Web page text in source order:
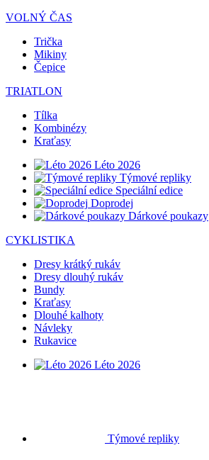
VOLNÝ ČAS
Trička
Mikiny
Čepice
TRIATLON
Tílka
Kombinézy
Kraťasy
Léto 2026
Týmové repliky
Speciální edice
Doprodej
Dárkové poukazy
CYKLISTIKA
Dresy krátký rukáv
Dresy dlouhý rukáv
Bundy
Kraťasy
Dlouhé kalhoty
Návleky
Rukavice
Léto 2026